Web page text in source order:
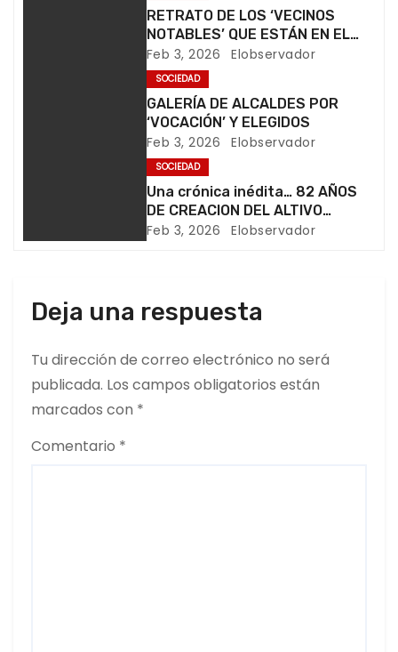
d
s
RETRATO DE LOS ‘VECINOS
NOTABLES’ QUE ESTÁN EN EL
RINCÓN DEL OLVIDO…
Feb 3, 2026 Elobservador
SOCIEDAD
GALERÍA DE ALCALDES POR
‘VOCACIÓN’ Y ELEGIDOS
Feb 3, 2026 Elobservador
SOCIEDAD
Una crónica inédita… 82 AÑOS
DE CREACION DEL ALTIVO
DISTRITO DE SAN CRISTÓBAL
Feb 3, 2026 Elobservador
Deja una respuesta
Tu dirección de correo electrónico no será
publicada. Los campos obligatorios están
marcados con *
Comentario *